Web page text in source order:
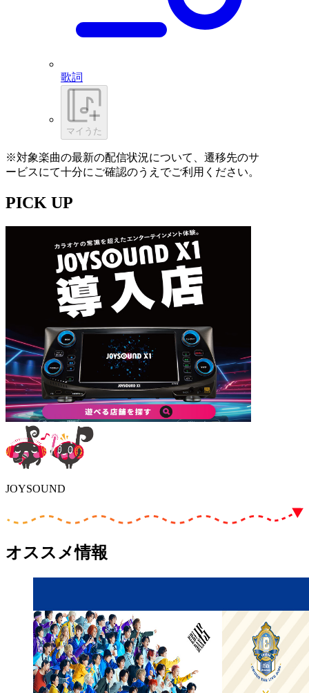
歌詞
マイうた
※対象楽曲の最新の配信状況について、遷移先のサ
ービスにて十分にご確認のうえでご利用ください。
PICK UP
JOYSOUND
オススメ情報